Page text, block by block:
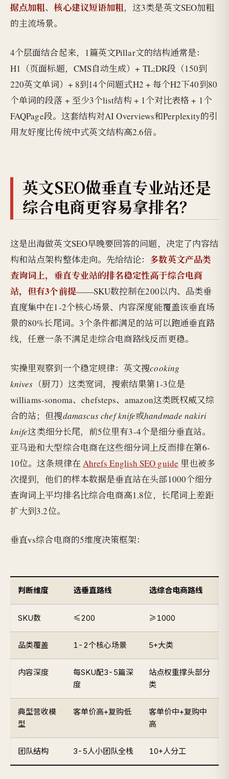
据点加粗、核心建议短语加粗，这3类是英文SEO加粗
的主流场景。
4个层面结合起来，1篇英文Pillar文的结构通常是：
H1（页面标题，CMS自动生成）+ TL;DR段（150到
220英文单词）+ 8到14个问题式H2 + 每个H2下40到80
个单词的段落 + 至少3个list结构 + 1个对比表格 + 1个
FAQPage段。这套结构对AI Overviews和Perplexity的引
用友好度比传统中式英文结构高2.6倍。
英文SEO做垂直专业站还是
综合电商更容易拿排名？
这是出海做英文SEO早晚要回答的问题，决定了内容结
构和站点架构整体走向。先给结论： 多数英文产品类
查询词上，垂直专业站的排名稳定性高于综合电商
站，但有3个前提——SKU数控制在200以内、品类垂
直度集中在1-2个核心场景、内容深度能覆盖该垂直场
景的80%长尾词。3个条件都满足的站可以跑通垂直路
线，任意一条不满足走综合电商路线反而更稳。
实操里观察到一个稳定规律：英文搜cooking
knives （厨刀）这类宽词，搜索结果第1-3位是
williams-sonoma、chefsteps、amazon这类既权威又综
合的站；但搜damascus chef knife或handmade nakiri
knife这类细分长尾，前5位里有3-4个是细分垂直站。
亚马逊和大型综合电商在这些细分词上反而排在第6-
10位。这条规律在 Ahrefs English SEO guide 里也被多
次提到，他们的样本数据是垂直站在头部1000个细分
查询词上平均排名比综合电商高1.8位，长尾词上差距
扩大到3.2位。
垂直vs综合电商的5维度决策框架：
判断维度 选垂直路线 选综合电商路线
SKU数 ≤200 ≥1000
品类覆盖 1-2个核心场景 5+大类
内容深度
每SKU配3-5篇深
度
站点权重撑头部分
类
典型营收模
型
客单价高+复购低
客单价中+复购中
高
团队结构 3-5人小团队全栈 10+人分工